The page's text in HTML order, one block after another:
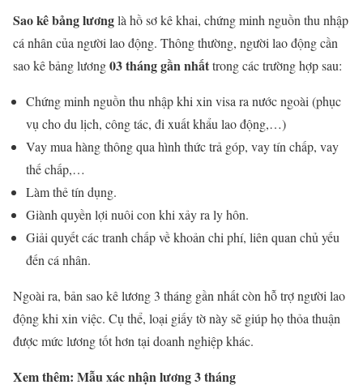
Sao kê bảng lươnglà hồ sơ kê khai, chứng minh nguồn thu nhập
cá nhân của người lao động. Thông thường, người lao động cần
sao kê bảng lương03 tháng gần nhấttrong các trường hợp sau:
Chứng minh nguồn thu nhập khi xin visa ra nước ngoài (phục
vụ cho du lịch, công tác, đi xuất khẩu lao động,…)
Vay mua hàng thông qua hình thức trả góp, vay tín chấp, vay
thế chấp,…
Làm thẻ tín dụng.
Giành quyền lợi nuôi con khi xảy ra ly hôn.
Giải quyết các tranh chấp về khoản chi phí, liên quan chủ yếu
đến cá nhân.
Ngoài ra, bản sao kê lương 3 tháng gần nhất còn hỗ trợ người lao
động khi xin việc. Cụ thể, loại giấy tờ này sẽ giúp họ thỏa thuận
được mức lương tốt hơn tại doanh nghiệp khác.
Xem thêm: Mẫu xác nhận lương 3 tháng